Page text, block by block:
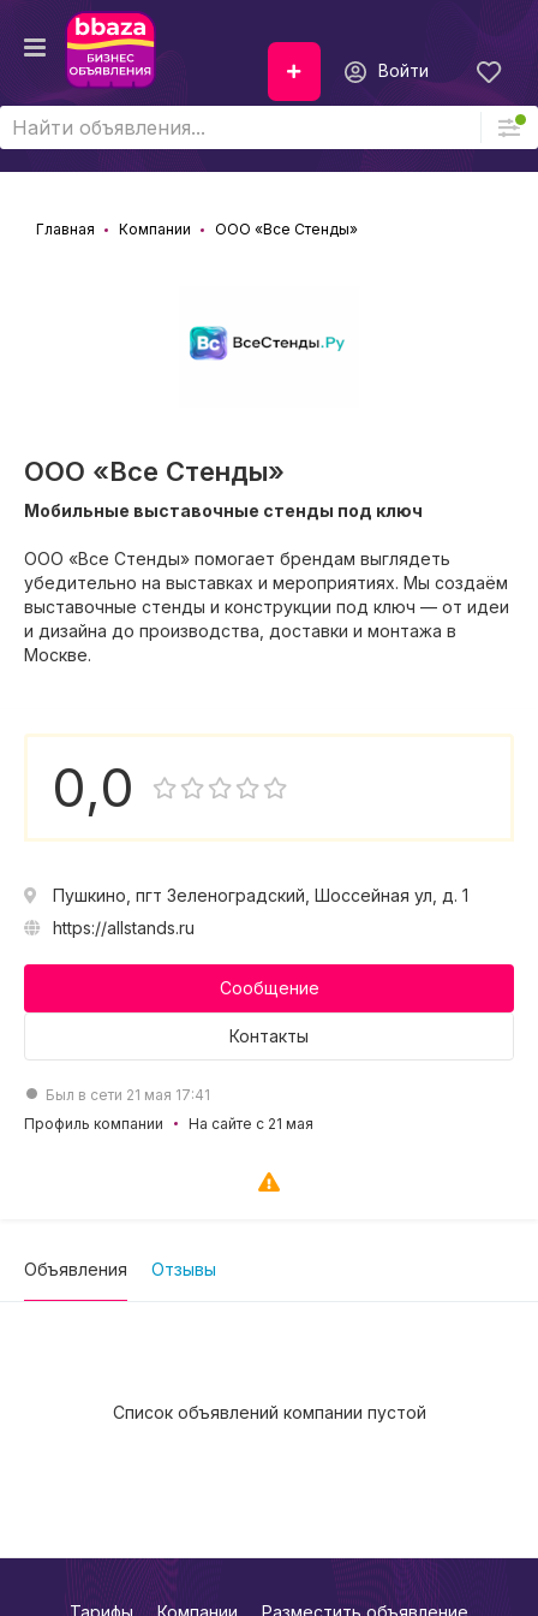
Войти
Главная Компании ООО «Все Стенды»
ООО «Все Стенды»
Мобильные выставочные стенды под ключ
ООО «Все Стенды» помогает брендам выглядеть
убедительно на выставках и мероприятиях. Мы создаём
выставочные стенды и конструкции под ключ — от идеи
и дизайна до производства, доставки и монтажа в
Москве.
0,0
Пушкино, пгт Зеленоградский, Шоссейная ул, д. 1
https://allstands.ru
Сообщение
Контакты
Был в сети 21 мая 17:41
Профиль компании
На сайте с 21 мая
Объявления Отзывы
Список объявлений компании пустой